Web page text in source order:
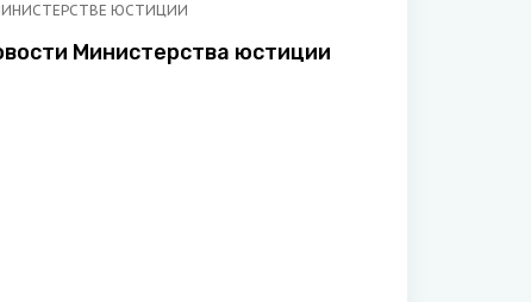
ЮСТИЦИИ
Министерства юстиции